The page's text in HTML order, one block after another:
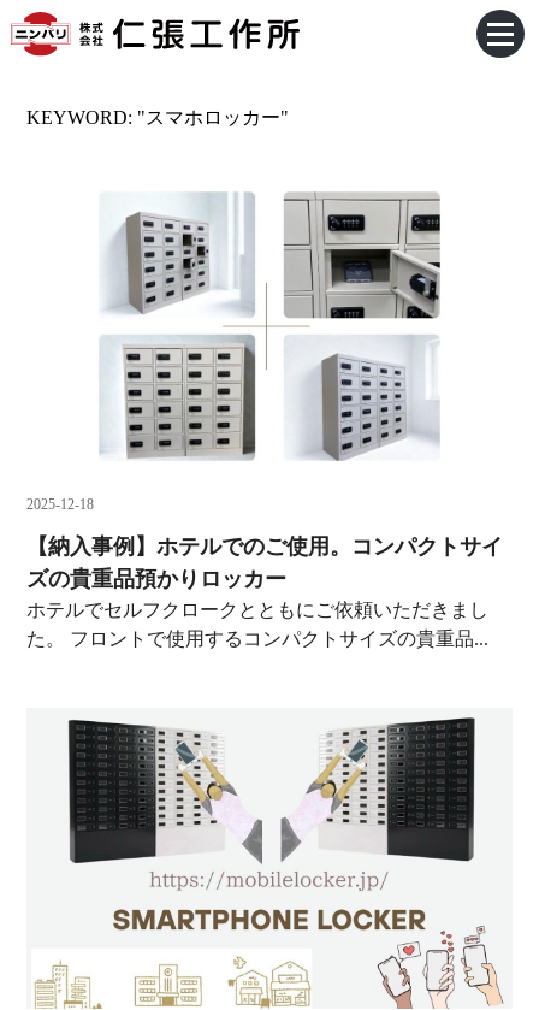
KEYWORD: "スマホロッカー"
2025-12-18
【納入事例】ホテルでのご使用。コンパクトサイ
ズの貴重品預かりロッカー
ホテルでセルフクロークとともにご依頼いただきまし
た。 フロントで使用するコンパクトサイズの貴重品...